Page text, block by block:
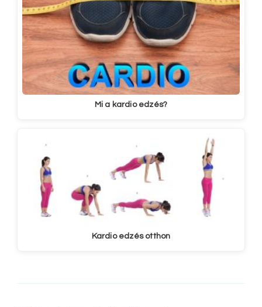
Mi a kardio edzés?
Kardio edzés otthon